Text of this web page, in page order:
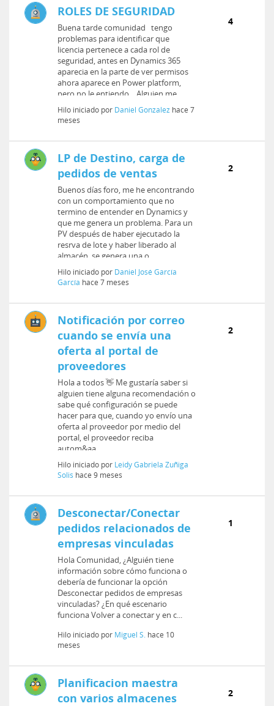
ROLES DE SEGURIDAD
Buena tarde comunidad tengo
problemas para identificar que
licencia pertenece a cada rol de
seguridad, antes en Dynamics 365
aparecia en la parte de ver permisos
ahora aparece en Power platform,
pero no le entiendo. Alguien me
puede ...
Hilo iniciado por Daniel Gonzalez hace 7
meses
4
LP de Destino, carga de
pedidos de ventas
Buenos días foro, me he encontrando
con un comportamiento que no
termino de entender en Dynamics y
que me genera un problema. Para un
PV después de haber ejecutado la
resrva de lote y haber liberado al
almacén, se genera una o...
Hilo iniciado por Daniel José García
García hace 7 meses
2
Notificación por correo
cuando se envía una
oferta al portal de
proveedores
Hola a todos 👋 Me gustaría saber si
alguien tiene alguna recomendación o
sabe qué configuración se puede
hacer para que, cuando yo envío una
oferta al proveedor por medio del
portal, el proveedor reciba
autom&aa...
Hilo iniciado por Leidy Gabriela Zuñiga
Solis hace 9 meses
2
Desconectar/Conectar
pedidos relacionados de
empresas vinculadas
Hola Comunidad, ¿Alguién tiene
información sobre cómo funciona o
debería de funcionar la opción
Desconectar pedidos de empresas
vinculadas? ¿En qué escenario
funciona Volver a conectar y en c...
Hilo iniciado por Miguel S. hace 10
meses
1
Planificacion maestra
con varios almacenes
2